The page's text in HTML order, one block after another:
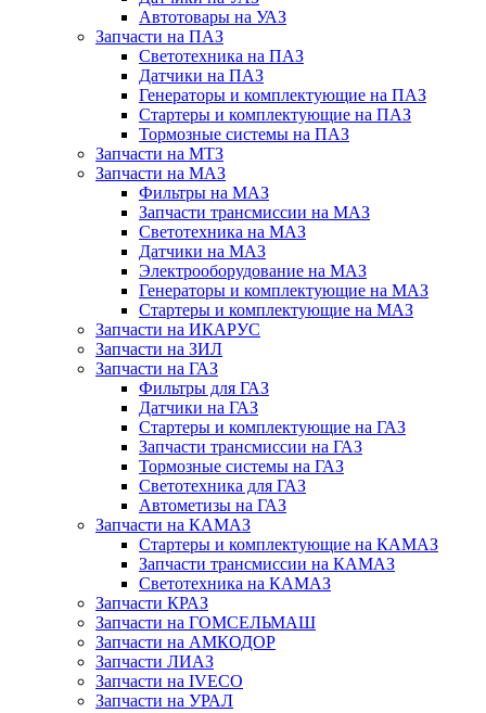
Автотовары на УАЗ
Запчасти на ПАЗ
Светотехника на ПАЗ
Датчики на ПАЗ
Генераторы и комплектующие на ПАЗ
Стартеры и комплектующие на ПАЗ
Тормозные системы на ПАЗ
Запчасти на МТЗ
Запчасти на МАЗ
Фильтры на МАЗ
Запчасти трансмиссии на МАЗ
Светотехника на МАЗ
Датчики на МАЗ
Электрооборудование на МАЗ
Генераторы и комплектующие на МАЗ
Стартеры и комплектующие на МАЗ
Запчасти на ИКАРУС
Запчасти на ЗИЛ
Запчасти на ГАЗ
Фильтры для ГАЗ
Датчики на ГАЗ
Стартеры и комплектующие на ГАЗ
Запчасти трансмиссии на ГАЗ
Тормозные системы на ГАЗ
Светотехника для ГАЗ
Автометизы на ГАЗ
Запчасти на КАМАЗ
Стартеры и комплектующие на КАМАЗ
Запчасти трансмиссии на КАМАЗ
Светотехника на КАМАЗ
Запчасти КРАЗ
Запчасти на ГОМСЕЛЬМАШ
Запчасти на АМКОДОР
Запчасти ЛИАЗ
Запчасти на IVECO
Запчасти на УРАЛ